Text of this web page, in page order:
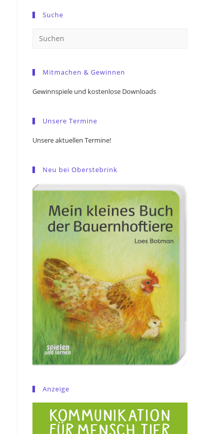
Suche
Mitmachen & Gewinnen
Gewinnspiele und kostenlose Downloads
Unsere Termine
Unsere aktuellen Termine!
Neu bei Oberstebrink
Anzeige